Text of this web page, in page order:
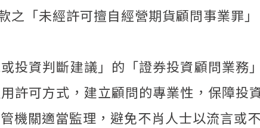
之「未經許可擅自經營期貨顧問事業罪」
或投資判斷建議」的「證券投資顧問業務
許可方式，建立顧問的專業性，保障
機關適當監理，避免不肖人士以流言或